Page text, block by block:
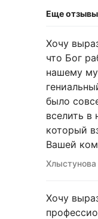
Еще отзывы
Хочу
что Бог
нашему
было
вселить в
который
Вашей
Хочу